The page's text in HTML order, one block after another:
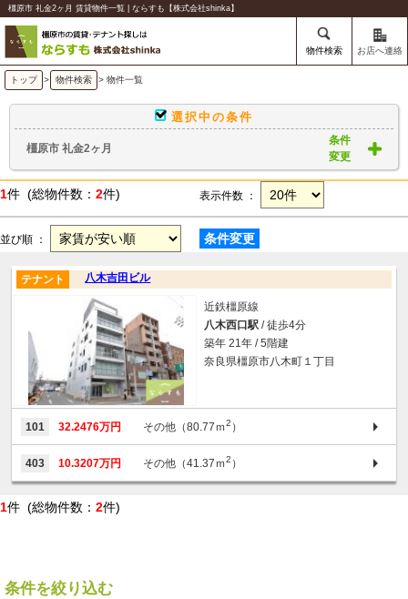
橿原市 礼金2ヶ月 賃貸物件一覧 | ならすも【株式会社shinka】
物件検索 お店へ連絡
トップ > 物件検索 > 物件一覧
選択中の条件
橿原市 礼金2ヶ月
条件
変更
1件 (総物件数： 2件) 表示件数 ：
並び順 ： 条件変更
八木吉田ビル
テナント
近鉄橿原線
八木西口駅 / 徒歩4分
築年 21年 / 5階建
奈良県橿原市八木町１丁目
101 32.2476万円 その他（80.77ｍ2 ）
403 10.3207万円 その他（41.37ｍ2 ）
1件 (総物件数： 2件)
条件を絞り込む